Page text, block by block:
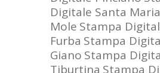
Digitale Santa
Mole Stampa
Furba Stampa
Giano Stampa
Tiburtina Stampa